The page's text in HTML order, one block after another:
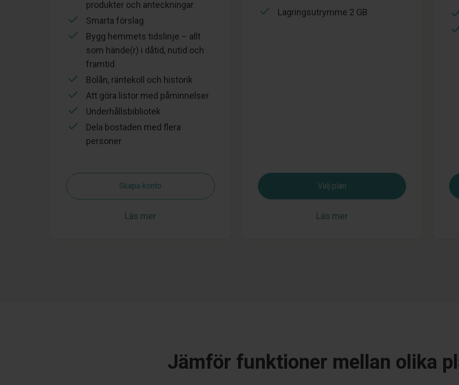
produkter och anteckningar
Smarta förslag
Bygg hemmets tidslinje – allt
som hände(r) i dåtid, nutid och
framtid
Bolån, räntekoll och historik
Att göra listor med påminnelser
Underhållsbibliotek
Dela bostaden med flera
personer
Skapa konto
Läs mer
Lagringsutrymme 2 GB
Välj plan
Läs mer
Jämför funktioner mellan olika